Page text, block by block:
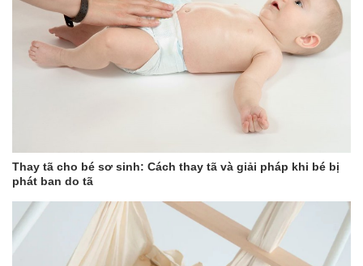
Thay tã cho bé sơ sinh: Cách thay tã và giải pháp khi bé bị
phát ban do tã